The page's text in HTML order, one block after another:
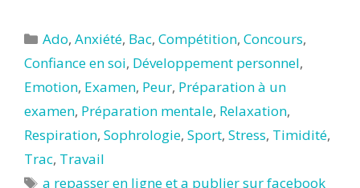
Catégories
Ado,Anxiété, Bac,Compétition,Concours,
Confiance en soi, Développement personnel,
Emotion, Examen, Peur, Préparation à un
examen, Préparation mentale, Relaxation,
Respiration, Sophrologie, Sport, Stress, Timidité,
Trac, Travail
Étiquettes
a repasser en ligne et a publier sur facebook